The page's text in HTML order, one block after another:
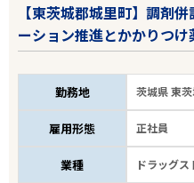
【東茨城郡城里町】調剤
ーション推進とかかりつけ
勤務地 茨城県 東
雇用形態 正社員
業種 ドラッグス